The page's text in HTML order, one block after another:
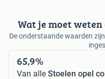
Wat je moet
De onderstaande waarden
65,9%
Van alle Stoelen opel